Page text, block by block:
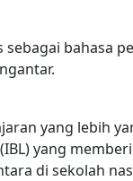
bahasa
yang lebih
(IBL) yang
di sekolah